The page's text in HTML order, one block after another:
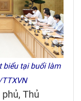
biểu tại buổi làm
Thủ